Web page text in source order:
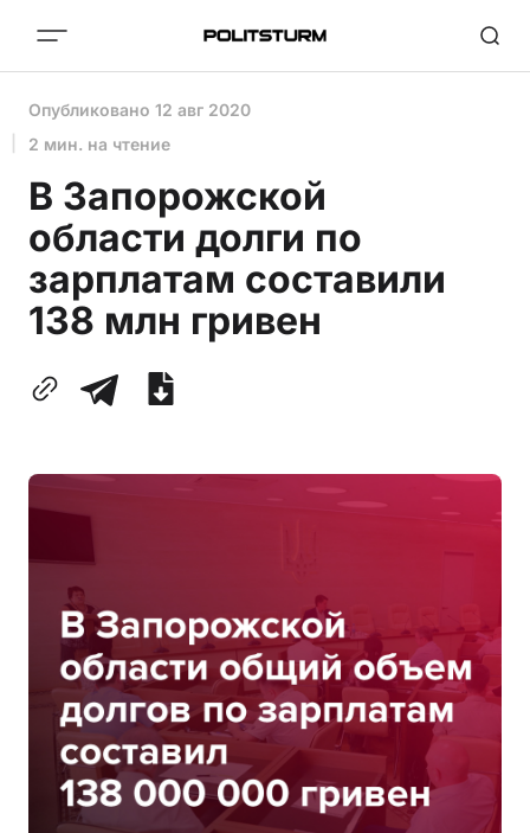
Опубликовано 12 авг 2020
2 мин. на чтение
В Запорожской
области долги по
зарплатам составили
138 млн гривен